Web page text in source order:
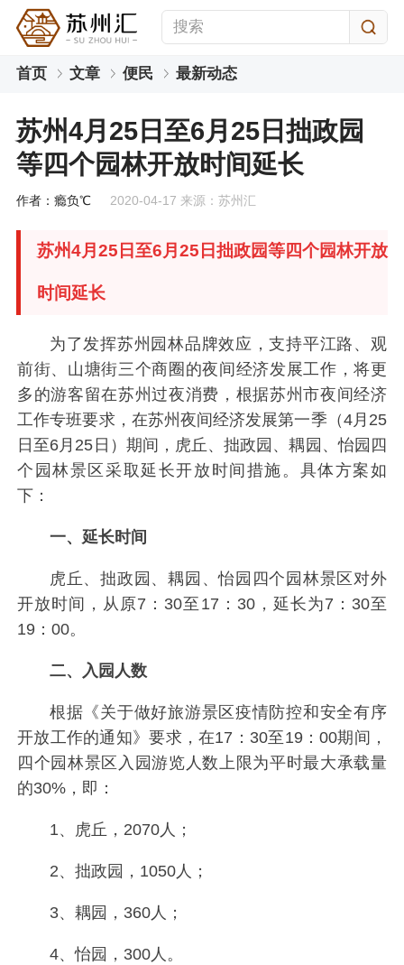
首页 文章 便民 最新动态
苏州4月25日至6月25日拙政园
等四个园林开放时间延长
作者：瘾负℃ 2020-04-17 来源：苏州汇
苏州4月25日至6月25日拙政园等四个园林开放
时间延长
为了发挥苏州园林品牌效应，支持平江路、观
前街、山塘街三个商圈的夜间经济发展工作，将更
多的游客留在苏州过夜消费，根据苏州市夜间经济
工作专班要求，在苏州夜间经济发展第一季（4月25
日至6月25日）期间，虎丘、拙政园、耦园、怡园四
个园林景区采取延长开放时间措施。具体方案如
下：
一、延长时间
虎丘、拙政园、耦园、怡园四个园林景区对外
开放时间，从原7：30至17：30，延长为7：30至
19：00。
二、入园人数
根据《关于做好旅游景区疫情防控和安全有序
开放工作的通知》要求，在17：30至19：00期间，
四个园林景区入园游览人数上限为平时最大承载量
的30%，即：
1、虎丘，2070人；
2、拙政园，1050人；
3、耦园，360人；
4、怡园，300人。